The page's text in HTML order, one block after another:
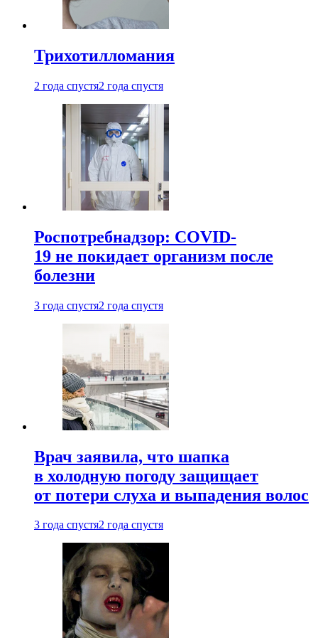
Трихотилломания
2 года спустя2 года спустя
Роспотребнадзор: COVID-
19 не покидает организм после
болезни
3 года спустя2 года спустя
Врач заявила, что шапка
в холодную погоду защищает
от потери слуха и выпадения волос
3 года спустя2 года спустя